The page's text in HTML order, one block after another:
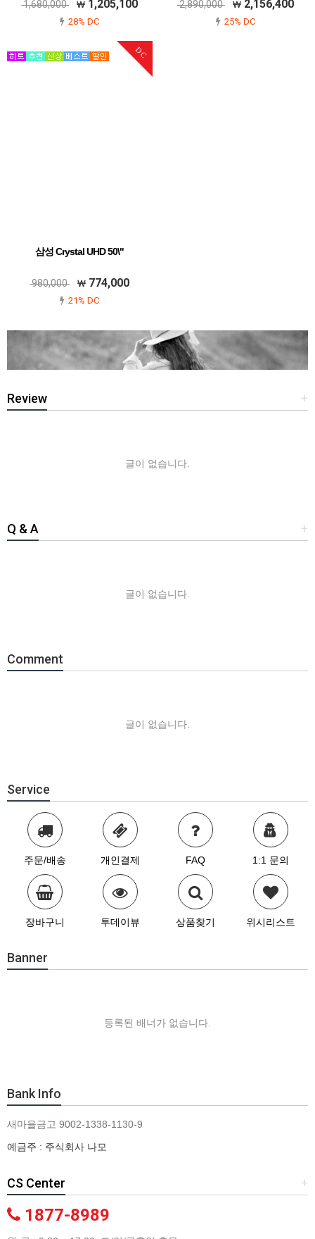
1,680,000 1,205,100
28% DC
2,890,000 2,156,400
25% DC
DC
삼성 Crystal UHD 50\"
980,000 774,000
21% DC
+
Review
글이 없습니다.
+
Q & A
글이 없습니다.
Comment
글이 없습니다.
Service
주문/배송 개인결제 FAQ 1:1 문의
장바구니 투데이뷰 상품찾기 위시리스트
Banner
등록된 배너가 없습니다.
Bank Info
새마을금고 9002-1338-1130-9
예금주 : 주식회사 나모
+
CS Center
1877-8989